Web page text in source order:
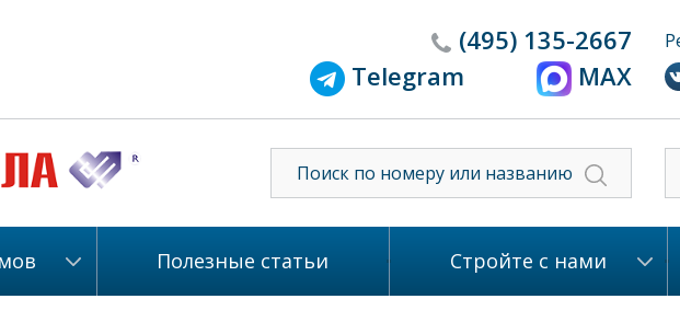
(495) 135-2667
Telegram
MAX
Полезные статьи Стройте с нами